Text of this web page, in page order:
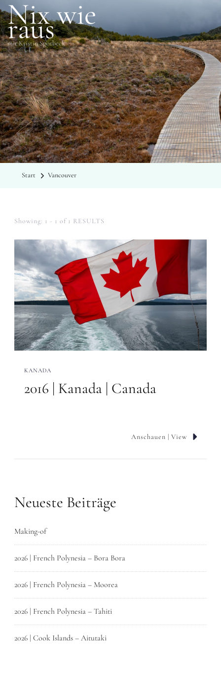
Nix wie
raus
mit Kristin Sporbeck
SCHLAGWÖRTER
Vancouver
Start Vancouver
Showing: 1 - 1 of 1 RESULTS
KANADA
2016 | Kanada | Canada
Anschauen | View
Neueste Beiträge
Making-of
2026 | French Polynesia – Bora Bora
2026 | French Polynesia – Moorea
2026 | French Polynesia – Tahiti
2026 | Cook Islands – Aitutaki